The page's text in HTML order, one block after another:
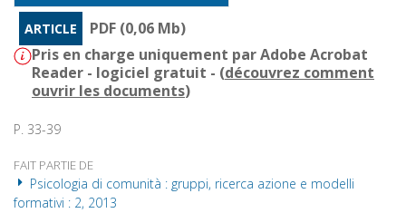
ARTICLE
PDF (0,06 Mb)
Pris en charge uniquement par Adobe Acrobat
Reader - logiciel gratuit - (découvrez comment
ouvrir les documents)
P. 33-39
FAIT PARTIE DE
Psicologia di comunità : gruppi, ricerca azione e modelli
formativi : 2, 2013